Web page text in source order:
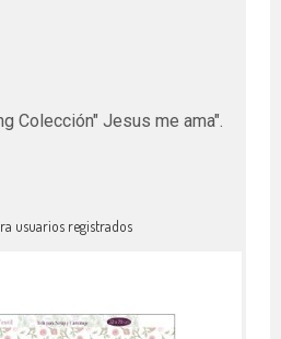
Colección" Jesus me ama".
usuarios registrados